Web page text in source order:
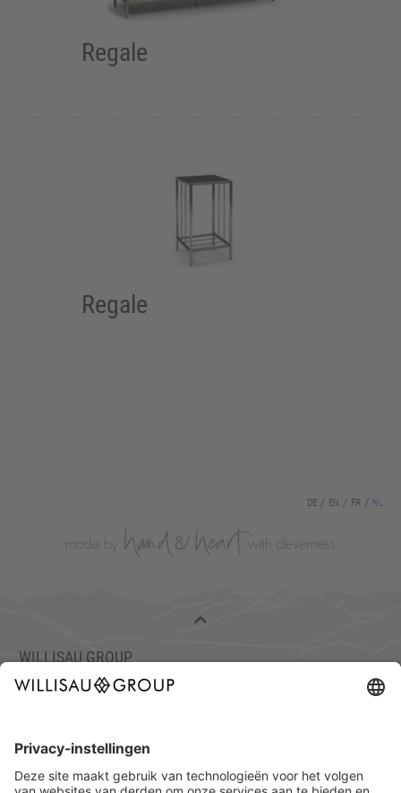
Regale
Regale
DE EN FR NL
WILLISAU GROUP
C/O TISCH & STUHL WILLISAU AG
TEL.: +41 41 972 70 10
FAX: +41 41 972 70 11